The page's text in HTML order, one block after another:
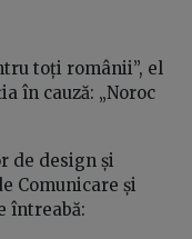
toți românii”, el
în cauză: „Noroc
de design și
Comunicare și
întreabă: